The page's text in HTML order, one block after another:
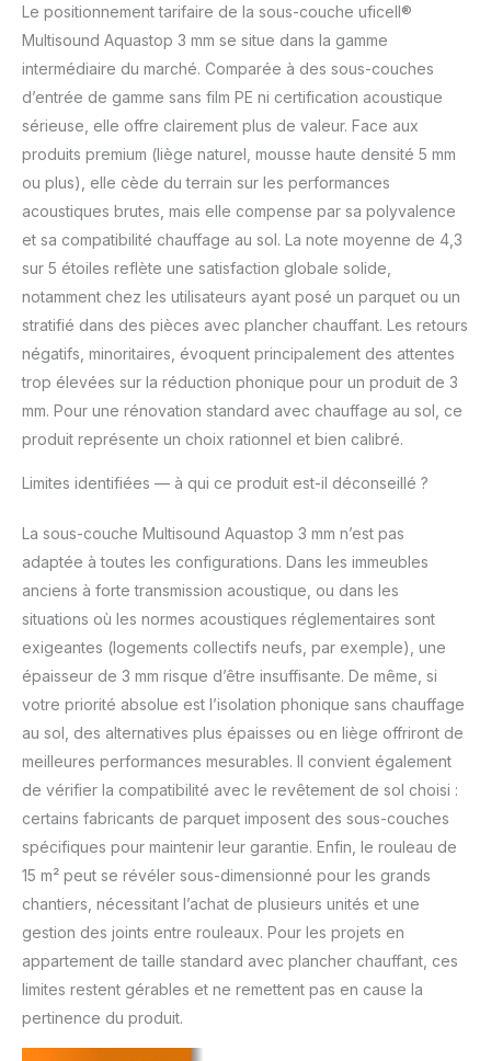
Le positionnement tarifaire de la sous-couche uficell®
Multisound Aquastop 3 mm se situe dans la gamme
intermédiaire du marché. Comparée à des sous-couches
d’entrée de gamme sans film PE ni certification acoustique
sérieuse, elle offre clairement plus de valeur. Face aux
produits premium (liège naturel, mousse haute densité 5 mm
ou plus), elle cède du terrain sur les performances
acoustiques brutes, mais elle compense par sa polyvalence
et sa compatibilité chauffage au sol. La note moyenne de 4,3
sur 5 étoiles reflète une satisfaction globale solide,
notamment chez les utilisateurs ayant posé un parquet ou un
stratifié dans des pièces avec plancher chauffant. Les retours
négatifs, minoritaires, évoquent principalement des attentes
trop élevées sur la réduction phonique pour un produit de 3
mm. Pour une rénovation standard avec chauffage au sol, ce
produit représente un choix rationnel et bien calibré.
Limites identifiées — à qui ce produit est-il déconseillé ?
La sous-couche Multisound Aquastop 3 mm n’est pas
adaptée à toutes les configurations. Dans les immeubles
anciens à forte transmission acoustique, ou dans les
situations où les normes acoustiques réglementaires sont
exigeantes (logements collectifs neufs, par exemple), une
épaisseur de 3 mm risque d’être insuffisante. De même, si
votre priorité absolue est l’isolation phonique sans chauffage
au sol, des alternatives plus épaisses ou en liège offriront de
meilleures performances mesurables. Il convient également
de vérifier la compatibilité avec le revêtement de sol choisi :
certains fabricants de parquet imposent des sous-couches
spécifiques pour maintenir leur garantie. Enfin, le rouleau de
15 m² peut se révéler sous-dimensionné pour les grands
chantiers, nécessitant l’achat de plusieurs unités et une
gestion des joints entre rouleaux. Pour les projets en
appartement de taille standard avec plancher chauffant, ces
limites restent gérables et ne remettent pas en cause la
pertinence du produit.